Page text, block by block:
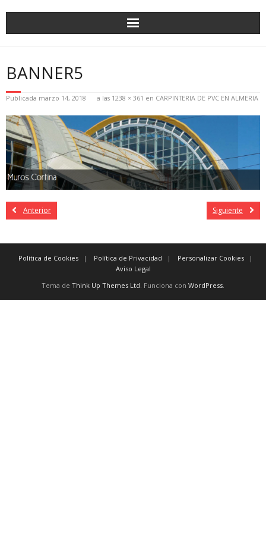
BANNER5
Publicada marzo 14, 2018 a las 1238 × 361 en CARPINTERIA DE PVC EN ALMERIA
Anterior Siguiente
Política de Cookies Política de Privacidad
Personalizar Cookies
Aviso Legal
Tema de Think Up Themes Ltd . Funciona con WordPress